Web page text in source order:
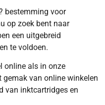
bestemming voor
op zoek bent naar
een uitgebreid
te voldoen.
online als in onze
van online winkelen
van inktcartridges en